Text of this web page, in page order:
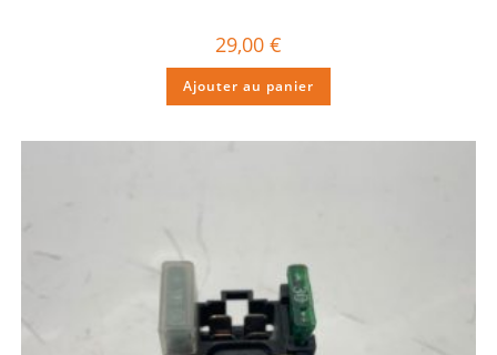
29,00 €
Ajouter au panier